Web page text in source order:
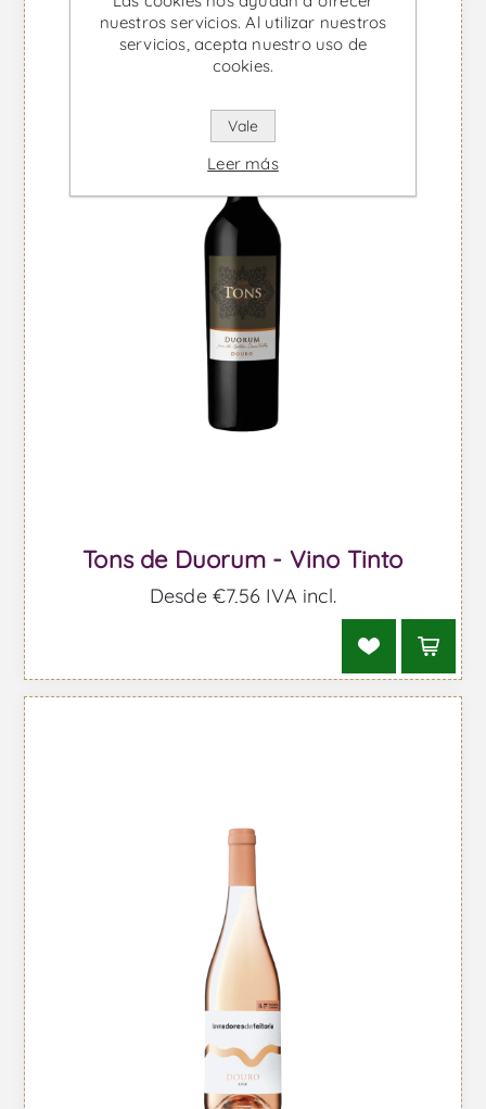
Tons de Duorum - Vino Tinto
Desde €7,56 IVA incl.
nuestros servicios. Al utilizar nuestros
servicios, acepta nuestro uso de
cookies.
Vale
Leer más